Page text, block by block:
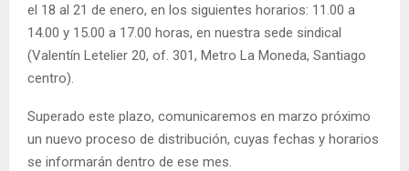
el 18 al 21 de enero, en los siguientes horarios: 11.00 a
14.00 y 15.00 a 17.00 horas, en nuestra sede sindical
(Valentín Letelier 20, of. 301, Metro La Moneda, Santiago
centro).
Superado este plazo, comunicaremos en marzo próximo
un nuevo proceso de distribución, cuyas fechas y horarios
se informarán dentro de ese mes.